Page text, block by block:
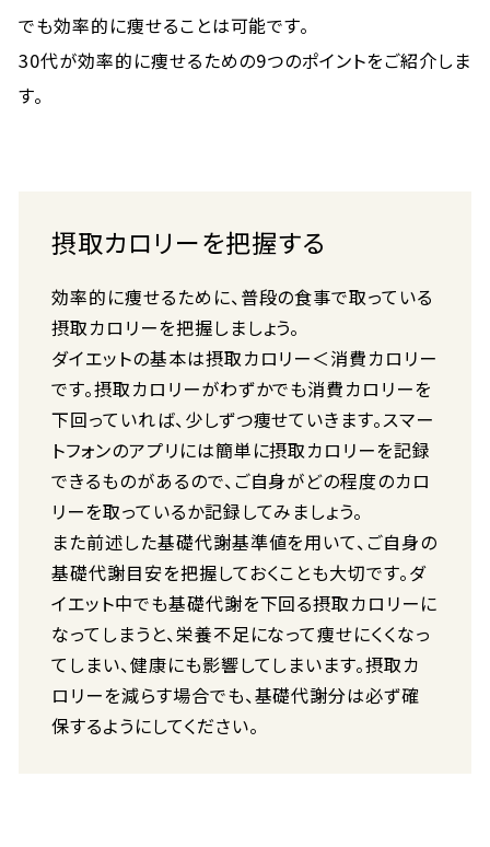
でも効率的に痩せることは可能です。
30代が効率的に痩せるための9つのポイントをご紹介しま
す。
摂取カロリーを把握する
効率的に痩せるために、普段の食事で取っている
摂取カロリーを把握しましょう。
ダイエットの基本は摂取カロリー＜消費カロリー
です。摂取カロリーがわずかでも消費カロリーを
下回っていれば、少しずつ痩せていきます。スマー
トフォンのアプリには簡単に摂取カロリーを記録
できるものがあるので、ご自身がどの程度のカロ
リーを取っているか記録してみましょう。
また前述した基礎代謝基準値を用いて、ご自身の
基礎代謝目安を把握しておくことも大切です。ダ
イエット中でも基礎代謝を下回る摂取カロリーに
なってしまうと、栄養不足になって痩せにくくなっ
てしまい、健康にも影響してしまいます。摂取カ
ロリーを減らす場合でも、基礎代謝分は必ず確
保するようにしてください。